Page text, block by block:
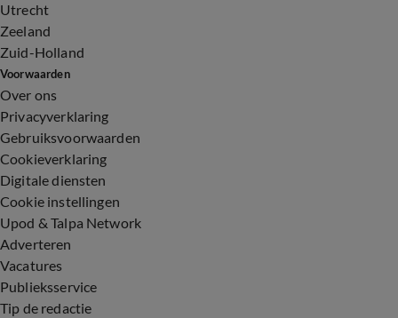
Utrecht
Zeeland
Zuid-Holland
Voorwaarden
Over ons
Privacyverklaring
Gebruiksvoorwaarden
Cookieverklaring
Digitale diensten
Cookie instellingen
Upod & Talpa Network
Adverteren
Vacatures
Publieksservice
Tip de redactie